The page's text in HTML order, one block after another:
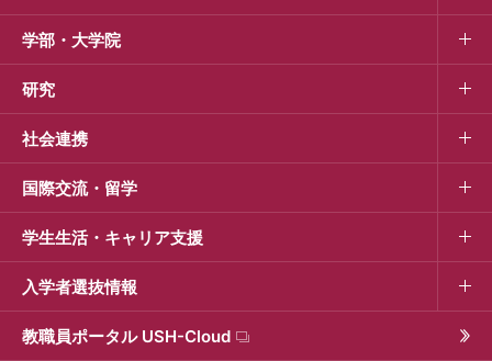
学部・大学院
研究
社会連携
国際交流・留学
学生生活・キャリア支援
入学者選抜情報
教職員ポータル USH-Cloud